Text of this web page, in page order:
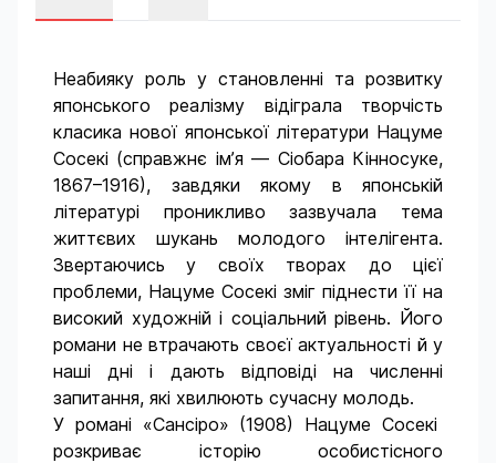
Неабияку роль у становленні та розвитку
японського реалізму відіграла творчість
класика нової японської літератури Нацуме
Сосекі (справжнє ім’я — Сіобара Кінносуке,
1867–1916), завдяки якому в японській
літературі проникливо зазвучала тема
життєвих шукань молодого інтелігента.
Звертаючись у своїх творах до цієї
проблеми, Нацуме Сосекі зміг піднести її на
високий художній і соціальний рівень. Його
романи не втрачають своєї актуальності й у
наші дні і дають відповіді на численні
запитання, які хвилюють сучасну молодь.
У романі «Сансіро» (1908) Нацуме Сосекі
розкриває історію особистісного